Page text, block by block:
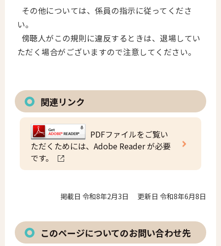
その他については、係員の指示に従ってくださ
い。
傍聴人がこの規則に違反するときは、退場してい
ただく場合がございますので注意してください。
関連リンク
PDFファイルをご覧い
ただくためには、Adobe Reader が必要
です。
掲載日 令和8年2月3日 更新日 令和8年6月8日
このページについてのお問い合わせ先